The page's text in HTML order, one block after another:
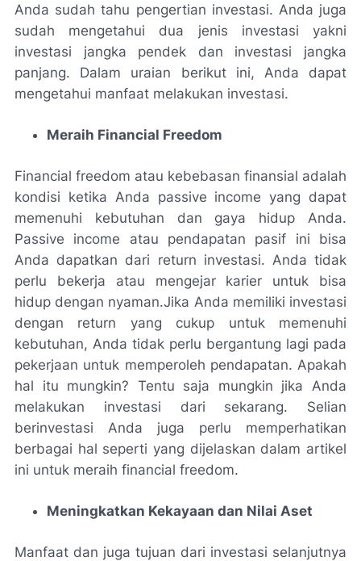
Anda sudah tahu pengertian investasi. Anda juga
sudah mengetahui dua jenis investasi yakni
investasi jangka pendek dan investasi jangka
panjang. Dalam uraian berikut ini, Anda dapat
mengetahui manfaat melakukan investasi.
Meraih Financial Freedom
Financial freedom atau kebebasan finansial adalah
kondisi ketika Anda passive income yang dapat
memenuhi kebutuhan dan gaya hidup Anda.
Passive income atau pendapatan pasif ini bisa
Anda dapatkan dari return investasi. Anda tidak
perlu bekerja atau mengejar karier untuk bisa
hidup dengan nyaman.Jika Anda memiliki investasi
dengan return yang cukup untuk memenuhi
kebutuhan, Anda tidak perlu bergantung lagi pada
pekerjaan untuk memperoleh pendapatan. Apakah
hal itu mungkin? Tentu saja mungkin jika Anda
melakukan investasi dari sekarang. Selian
berinvestasi Anda juga perlu memperhatikan
berbagai hal seperti yang dijelaskan dalam artikel
ini untuk meraih financial freedom.
Meningkatkan Kekayaan dan Nilai Aset
Manfaat dan juga tujuan dari investasi selanjutnya